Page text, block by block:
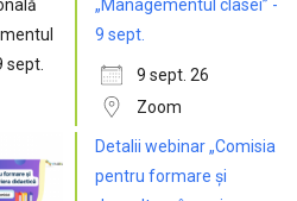
„Managementul clasei” -
9 sept.
9 sept. 26
Zoom
Detalii webinar „Comisia
pentru formare și